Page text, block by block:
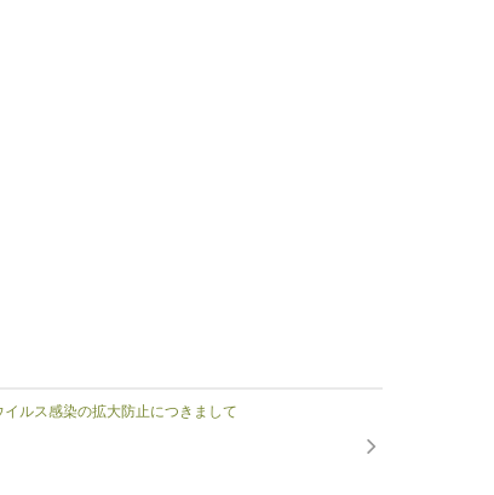
イルス感染の拡大防止につきまして